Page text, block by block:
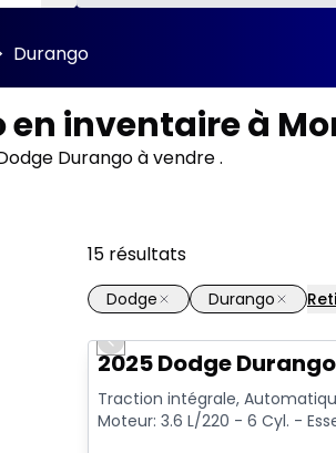
Durango
en inventaire à
Durango à vendre .
15 résultats
Dodge
Durango
Previous slide
2025 Dodge
Traction intégrale,
Moteur: 3.6 L/220 - 6 Cyl. -